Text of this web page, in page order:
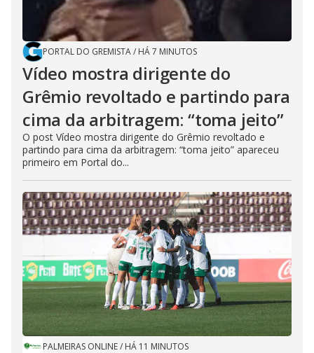
PORTAL DO GREMISTA/ HÁ 7 MINUTOS
Vídeo mostra dirigente do
Grêmio revoltado e partindo para
cima da arbitragem: “toma jeito”
O post Vídeo mostra dirigente do Grêmio revoltado e
partindo para cima da arbitragem: “toma jeito” apareceu
primeiro em Portal do...
PALMEIRAS ONLINE/ HÁ 11 MINUTOS